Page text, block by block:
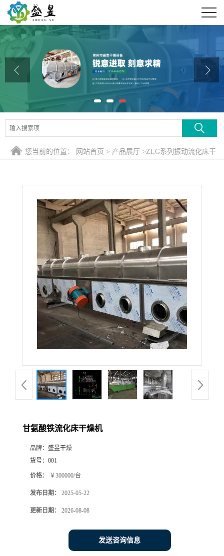
公司首页
公司介绍
公司动态
产品展厅
证书荣誉
联系方式
您当前的位置： 网站首页 > 产品展厅 >ZLG系列振动流化床干
甘氨酸铁流化床干燥机
品牌： 盛昱干燥
货号： 001
价格： ￥300000/台
发布日期： 2025-05-22
更新日期： 2026-08-08
发送咨询信息